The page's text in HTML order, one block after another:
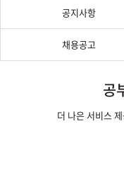
공지사항
채용공고
공
더 나은 서비스